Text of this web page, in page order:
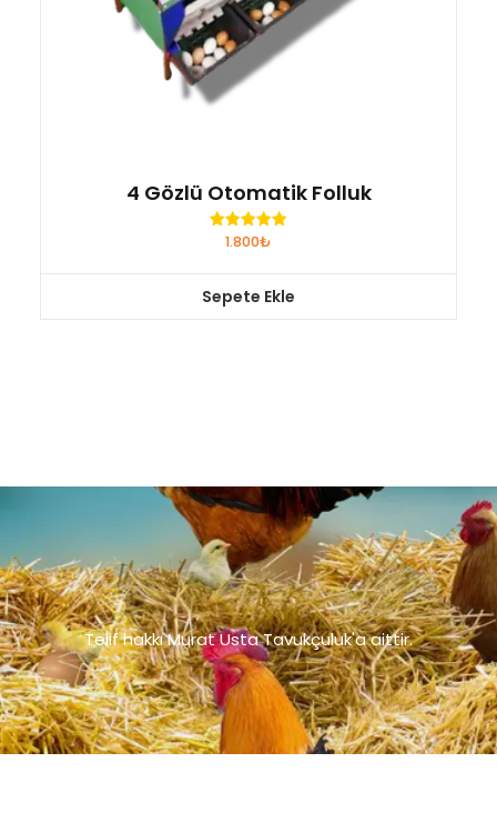
4 Gözlü Otomatik Folluk
5 üzerinden
1.800₺
Sepete Ekle
Telif hakkı Murat Usta Tavukçuluk'a aittir.